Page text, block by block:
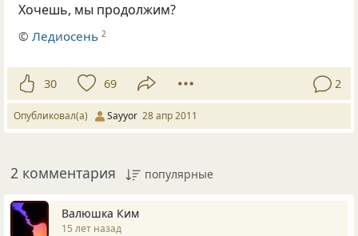
Хочешь, мы продолжим?
©Ледиосень 2
30 69 2
Опубликовал(а) Sayyor 28 апр 2011
2 комментария популярные
Валюшка Ким
15 лет назад